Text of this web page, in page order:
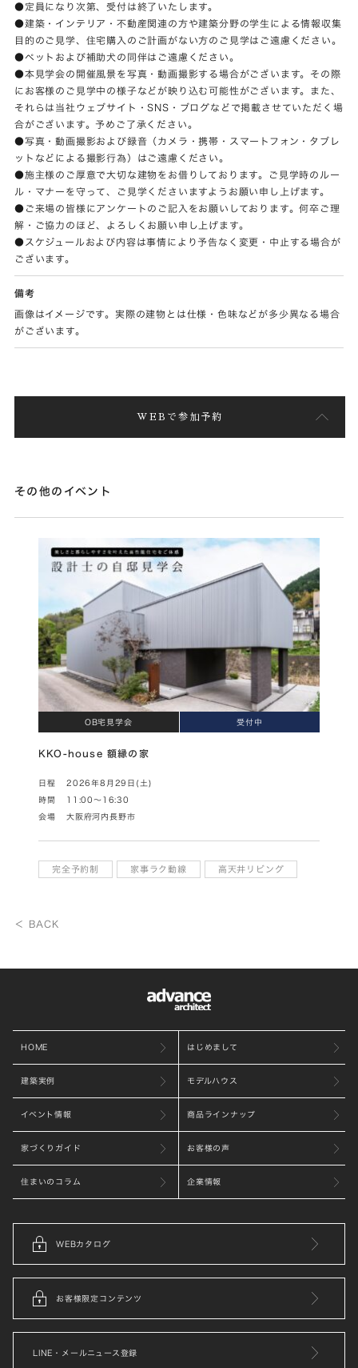
●定員になり次第、受付は終了いたします。
●建築・インテリア・不動産関連の方や建築分野の学生による情報収集
目的のご見学、住宅購入のご計画がない方のご見学はご遠慮ください。
●ペットおよび補助犬の同伴はご遠慮ください。
●本見学会の開催風景を写真・動画撮影する場合がございます。その際
にお客様のご見学中の様子などが映り込む可能性がございます。また、
それらは当社ウェブサイト・SNS・ブログなどで掲載させていただく場
合がございます。予めご了承ください。
●写真・動画撮影および録音（カメラ・携帯・スマートフォン・タブレ
ットなどによる撮影行為）はご遠慮ください。
●施主様のご厚意で大切な建物をお借りしております。ご見学時のルー
ル・マナーを守って、ご見学くださいますようお願い申し上げます。
●ご来場の皆様にアンケートのご記入をお願いしております。何卒ご理
解・ご協力のほど、よろしくお願い申し上げます。
●スケジュールおよび内容は事情により予告なく変更・中止する場合が
ございます。
備考
画像はイメージです。実際の建物とは仕様・色味などが多少異なる場合
がございます。
WEBで参加予約
その他のイベント
OB宅見学会 受付中
KKO-house 額縁の家
日程 2026年8月29日(土)
時間 11:00～16:30
会場 大阪府河内長野市
完全予約制 家事ラク動線 高天井リビング
＜ BACK
HOME はじめまして
建築実例 モデルハウス
イベント情報 商品ラインナップ
家づくりガイド お客様の声
住まいのコラム 企業情報
WEBカタログ
お客様限定コンテンツ
LINE・メールニュース登録